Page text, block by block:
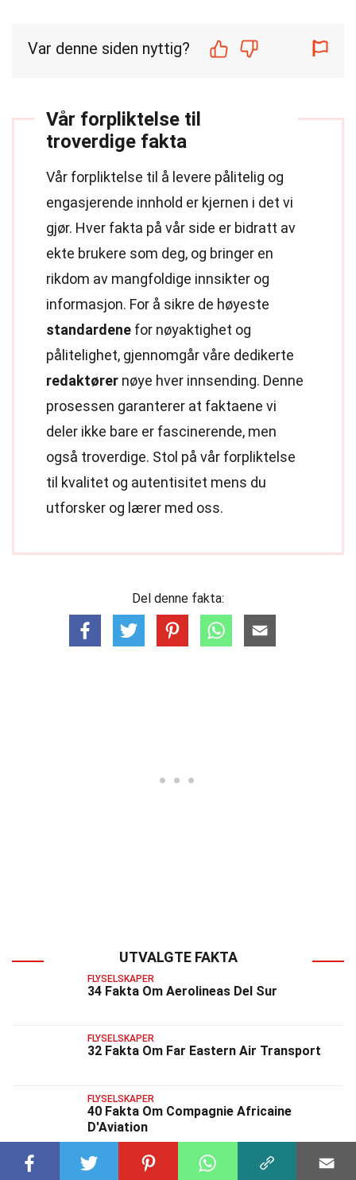
Var denne siden nyttig?
Vår forpliktelse til
troverdige fakta
Vår forpliktelse til å levere pålitelig og
engasjerende innhold er kjernen i det vi
gjør. Hver fakta på vår side er bidratt av
ekte brukere som deg, og bringer en
rikdom av mangfoldige innsikter og
informasjon. For å sikre de høyeste
standardene for nøyaktighet og
pålitelighet, gjennomgår våre dedikerte
redaktører nøye hver innsending. Denne
prosessen garanterer at faktaene vi
deler ikke bare er fascinerende, men
også troverdige. Stol på vår forpliktelse
til kvalitet og autentisitet mens du
utforsker og lærer med oss.
Del denne fakta:
UTVALGTE FAKTA
FLYSELSKAPER
34 Fakta Om Aerolineas Del Sur
FLYSELSKAPER
32 Fakta Om Far Eastern Air Transport
FLYSELSKAPER
40 Fakta Om Compagnie Africaine
D'Aviation
FLYSELSKAPER
37 Fakta Om Avianca Costa Rica